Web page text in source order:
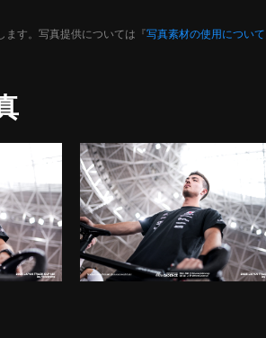
ます。写真提供については『写真素材の使用について